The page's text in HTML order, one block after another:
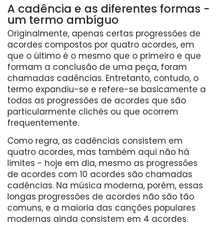
A cadência e as diferentes formas -
um termo ambíguo
Originalmente, apenas certas progressões de
acordes compostos por quatro acordes, em
que o último é o mesmo que o primeiro e que
formam a conclusão de uma peça, foram
chamadas cadências. Entretanto, contudo, o
termo expandiu-se e refere-se basicamente a
todas as progressões de acordes que são
particularmente clichés ou que ocorrem
frequentemente.
Como regra, as cadências consistem em
quatro acordes, mas também aqui não há
limites - hoje em dia, mesmo as progressões
de acordes com 10 acordes são chamadas
cadências. Na música moderna, porém, essas
longas progressões de acordes não são tão
comuns, e a maioria das canções populares
modernas ainda consistem em 4 acordes.